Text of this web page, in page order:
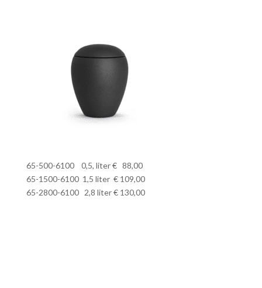
65-500-6100 0,5, liter € 88,00
65-1500-6100 1,5 liter € 109,00
65-2800-6100 2,8 liter € 130,00